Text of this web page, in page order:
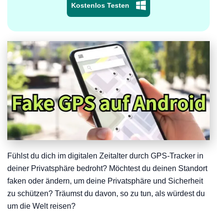
Kostenlos Testen
Fühlst du dich im digitalen Zeitalter durch GPS-Tracker in
deiner Privatsphäre bedroht? Möchtest du deinen Standort
faken oder ändern, um deine Privatsphäre und Sicherheit
zu schützen? Träumst du davon, so zu tun, als würdest du
um die Welt reisen?